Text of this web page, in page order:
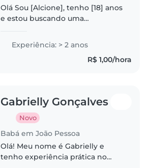
Olá Sou [Alcione], tenho [18] anos
e estou buscando uma
paciente e responsável. Embora
Experiência: > 2 anos
R$ 1,00/hora
Gabrielly Gonçalves
Novo
Babá em João Pessoa
Olá! Meu nome é Gabrielly e
tenho experiência prática no